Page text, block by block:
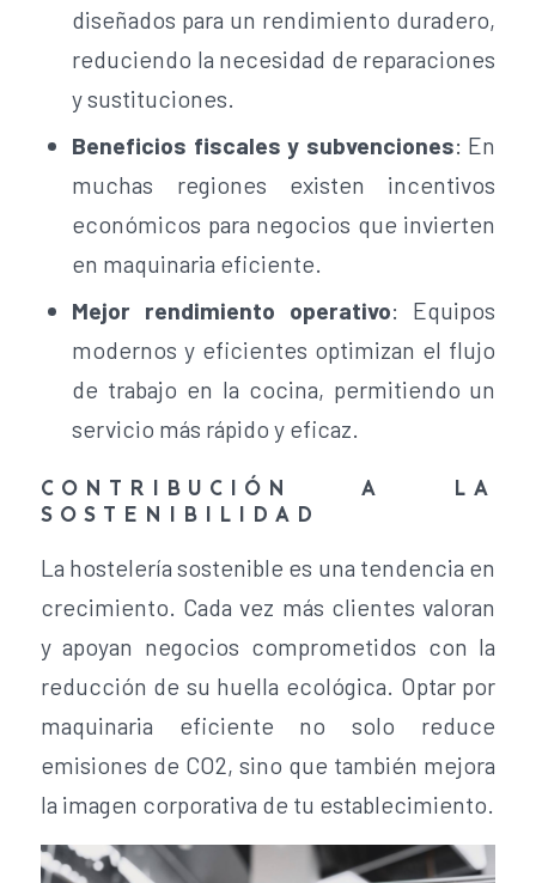
diseñados para un rendimiento duradero,
reduciendo la necesidad de reparaciones
y sustituciones.
Beneficios fiscales y subvenciones: En
muchas regiones existen incentivos
económicos para negocios que invierten
en maquinaria eficiente.
Mejor rendimiento operativo: Equipos
modernos y eficientes optimizan el flujo
de trabajo en la cocina, permitiendo un
servicio más rápido y eficaz.
CONTRIBUCIÓN A LA
SOSTENIBILIDAD
La hostelería sostenible es una tendencia en
crecimiento. Cada vez más clientes valoran
y apoyan negocios comprometidos con la
reducción de su huella ecológica. Optar por
maquinaria eficiente no solo reduce
emisiones de CO2, sino que también mejora
la imagen corporativa de tu establecimiento.